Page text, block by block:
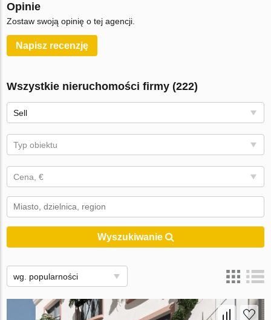
Opinie
Zostaw swoją opinię o tej agencji.
Napisz recenzję
Wszystkie nieruchomości firmy (222)
Sell
Typ obiektu
Cena, €
Wyszukiwanie
wg. popularności